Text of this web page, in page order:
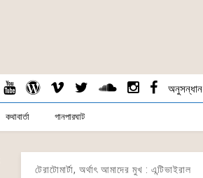
অনুসন্ধান
কথাবার্তা গানপারঘাট
টেরাটোমার্টা, অর্থাৎ আমাদের মুখ : এন্টিভাইরাল